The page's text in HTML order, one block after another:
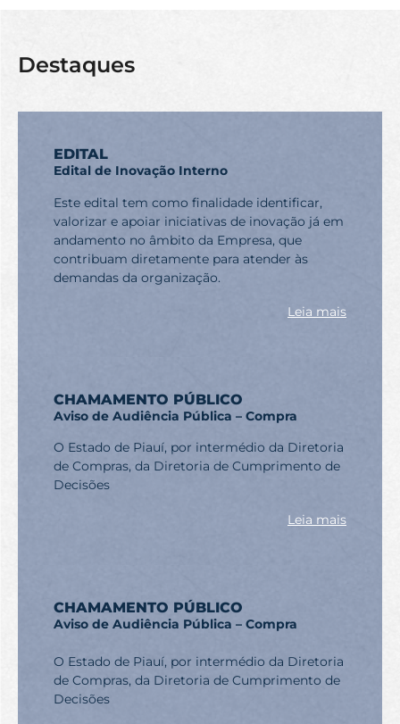
Destaques
EDITAL
Edital de Inovação Interno
Este edital tem como finalidade identificar,
valorizar e apoiar iniciativas de inovação já em
andamento no âmbito da Empresa, que
contribuam diretamente para atender às
demandas da organização.
Leia mais
CHAMAMENTO PÚBLICO
Aviso de Audiência Pública – Compra
O Estado de Piauí, por intermédio da Diretoria
de Compras, da Diretoria de Cumprimento de
Decisões
Leia mais
CHAMAMENTO PÚBLICO
Aviso de Audiência Pública – Compra
O Estado de Piauí, por intermédio da Diretoria
de Compras, da Diretoria de Cumprimento de
Decisões